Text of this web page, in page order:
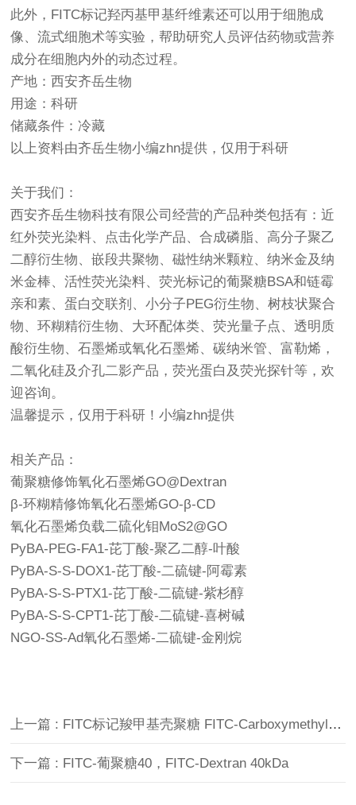
此外，FITC标记羟丙基甲基纤维素还可以用于细胞成
像、流式细胞术等实验，帮助研究人员评估药物或营养
成分在细胞内外的动态过程。
产地：西安齐岳生物
用途：科研
储藏条件：冷藏
以上资料由齐岳生物小编zhn提供，仅用于科研
关于我们：
西安齐岳生物科技有限公司经营的产品种类包括有：近
红外荧光染料、点击化学产品、合成磷脂、高分子聚乙
二醇衍生物、嵌段共聚物、磁性纳米颗粒、纳米金及纳
米金棒、活性荧光染料、荧光标记的葡聚糖BSA和链霉
亲和素、蛋白交联剂、小分子PEG衍生物、树枝状聚合
物、环糊精衍生物、大环配体类、荧光量子点、透明质
酸衍生物、石墨烯或氧化石墨烯、碳纳米管、富勒烯，
二氧化硅及介孔二影产品，荧光蛋白及荧光探针等，欢
迎咨询。
温馨提示，仅用于科研！小编zhn提供
相关产品：
葡聚糖修饰氧化石墨烯GO@Dextran
β-环糊精修饰氧化石墨烯GO-β-CD
氧化石墨烯负载二硫化钼MoS2@GO
PyBA‑PEG‑FA1‑芘丁酸-聚乙二醇-叶酸
PyBA‑S‑S‑DOX1‑芘丁酸-二硫键-阿霉素
PyBA‑S‑S‑PTX1‑芘丁酸-二硫键-紫杉醇
PyBA‑S‑S‑CPT1‑芘丁酸-二硫键-喜树碱
NGO-SS-Ad氧化石墨烯-二硫键-金刚烷
上一篇 : FITC标记羧甲基壳聚糖 FITC-Carboxymethyl Chitosan, CMCS
下一篇 : FITC-葡聚糖40，FITC-Dextran 40kDa